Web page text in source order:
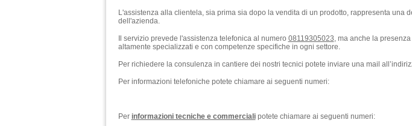
L'assistenza alla clientela, sia prima sia dopo la vendita di un prodotto, rappresenta
dell'azienda.
Il servizio prevede l'assistenza telefonica al numero 08119305023, ma anche la
altamente specializzati e con competenze specifiche in ogni settore.
Per richiedere la consulenza in cantiere dei nostri tecnici potete inviare una mail
Per informazioni telefoniche potete chiamare ai seguenti numeri:
Per informazioni tecniche e commercialipotete chiamare ai seguenti numeri: